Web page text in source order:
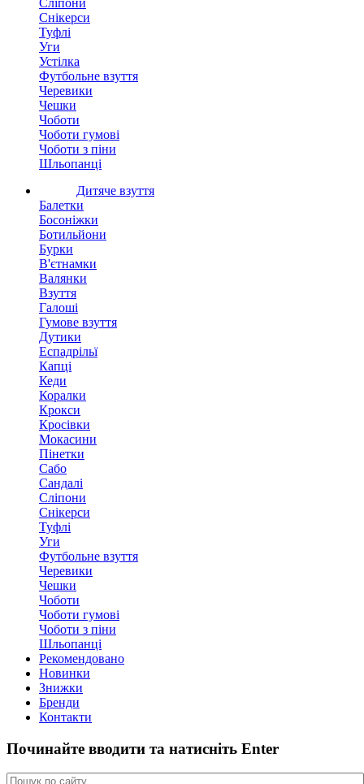
Сліпони
Снікерси
Туфлі
Уги
Устілка
Футбольне взуття
Черевики
Чешки
Чоботи
Чоботи гумові
Чоботи з піни
Шльопанці
Дитяче взуття
Балетки
Босоніжки
Ботильйони
Бурки
В'єтнамки
Валянки
Взуття
Галоші
Гумове взуття
Дутики
Еспадрільї
Капці
Кеди
Коралки
Крокси
Кросівки
Мокасини
Пінетки
Сабо
Сандалі
Сліпони
Снікерси
Туфлі
Уги
Футбольне взуття
Черевики
Чешки
Чоботи
Чоботи гумові
Чоботи з піни
Шльопанці
Рекомендовано
Новинки
Знижки
Бренди
Контакти
Починайте вводити та натиснiть Enter